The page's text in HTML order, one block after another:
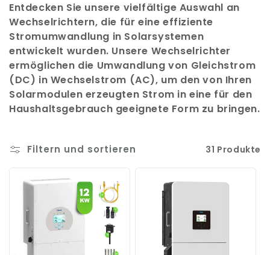
t
e
g
o
r
e
Entdecken Sie unsere vielfältige Auswahl an
Wechselrichtern, die für eine effiziente
Stromumwandlung in Solarsystemen
entwickelt wurden. Unsere Wechselrichter
ermöglichen die Umwandlung von Gleichstrom
(DC) in Wechselstrom (AC), um den von Ihren
Solarmodulen erzeugten Strom in eine für den
Haushaltsgebrauch geeignete Form zu bringen.
Filtern und sortieren 31 Produkte